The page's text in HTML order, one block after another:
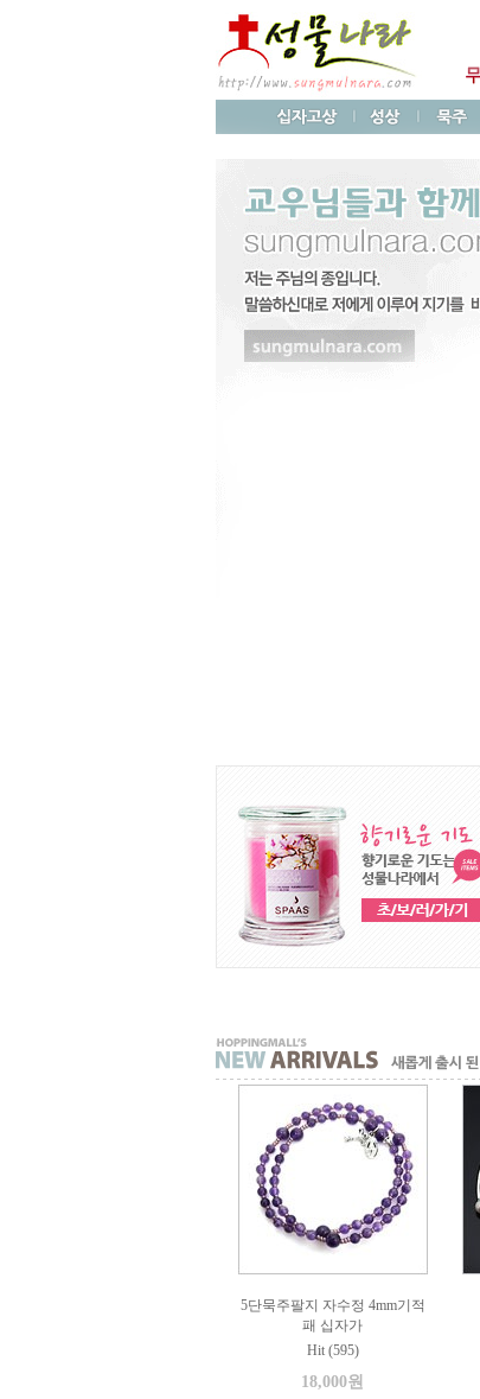
5단묵주팔지 자수정 4mm기적
패 십자가
Hit (595)
18,000원